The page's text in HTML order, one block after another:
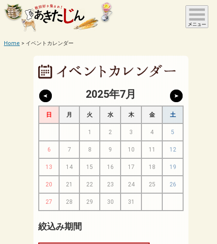
Home イベントカレンダー
2025年7月
日 月 火 水 木 金 土
1 2 3 4 5
6 7 8 9 10 11 12
13 14 15 16 17 18 19
20 21 22 23 24 25 26
27 28 29 30 31
絞込み期間